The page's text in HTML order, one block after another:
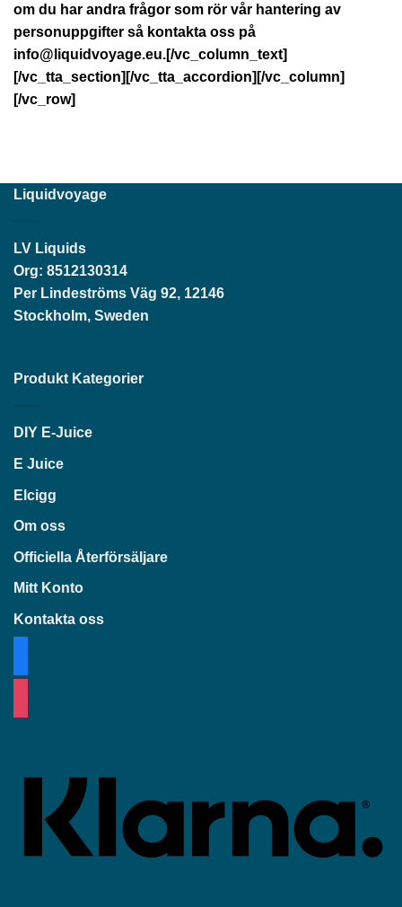
om du har andra frågor som rör vår hantering av
personuppgifter så kontakta oss på
info@liquidvoyage.eu.[/vc_column_text]
[/vc_tta_section][/vc_tta_accordion][/vc_column]
[/vc_row]
Liquidvoyage
LV Liquids
Org: 8512130314
Per Lindeströms Väg 92, 12146
Stockholm, Sweden
Produkt Kategorier
DIY E-Juice
E Juice
Elcigg
Om oss
Officiella Återförsäljare
Mitt Konto
Kontakta oss